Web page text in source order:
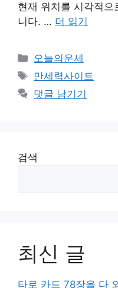
현재 위치를 시각적
니다. … 더 읽기
카
테
리
오늘의운세
태
그
만세력사이트
댓글 남기기
검색
최신 글
타로 카드 78장을 다